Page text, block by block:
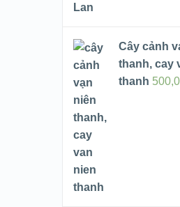
Cây cảnh
thanh, cay
thanh